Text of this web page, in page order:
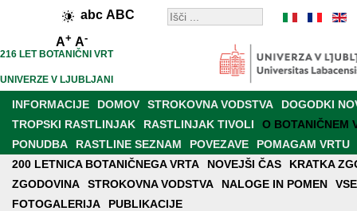
abc ABC
A+ A-
216 LET BOTANIČNI VRT
UNIVERZE V LJUBLJANI
INFORMACIJE DOMOV STROKOVNA VODSTVA
DOGODKI
TROPSKI RASTLINJAK
RASTLINJAK TIVOLI O BOTANIČNEM
200 LETNICA BOTANIČNEGA VRTA NOVEJŠI ČAS
KRATKA
ZGODOVINA
STROKOVNA VODSTVA NALOGE IN POMEN
FOTOGALERIJA
PUBLIKACIJE
PONUDBA RASTLINE SEZNAM POVEZAVE
POMAGAM VRTU
PRODAJALNA
RAZISKAVE IN DELOVANJE
BOT. VRT V
MREŽA BOT. VRTOV IN ARBORETUMOV
NOVI VRT